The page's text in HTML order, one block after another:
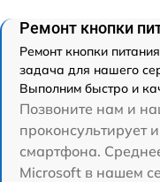
Ремонт кнопки
Ремонт кнопки
задача для нашего
Выполним быстро и
Позвоните нам и
проконсультирует
смартфона.
Microsoft в нашем